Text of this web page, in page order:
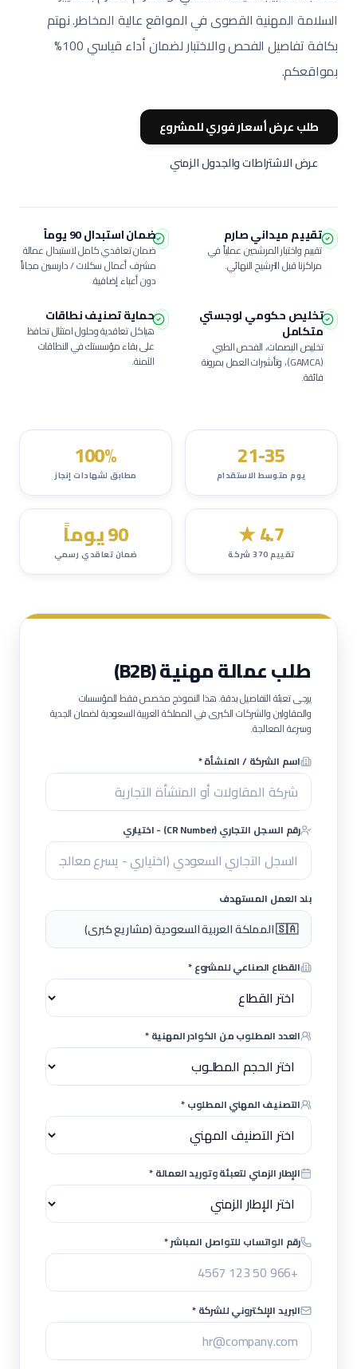
السلامة المهنية القصوى في المواقع عالية المخاطر.نهتم
بكافة تفاصيل الفحص والاختبار لضمان أداء قياسي 100%
بمواقعكم.
طلب عرض أسعار فوري للمشروع
عرض الاشتراطات والجدول الزمني
تقييم ميداني صارم
تقييم واختبار المرشحين عملياً في
مراكزنا قبل الترشيح النهائي.
ضمان استبدال 90 يوماً
ضمان تعاقدي كامل لاستبدال عمالة
مشرف أعمال سكلات / داربسينمجاناً
دون أعباء إضافية.
تخليص حكومي لوجستي
متكامل
تخليص البصمات، الفحص الطبي
(GAMCA)، وتأشيرات العمل بمرونة
فائقة.
حماية تصنيف نطاقات
هياكل تعاقدية وحلول امتثال تحافظ
على بقاء مؤسستك في النطاقات
الآمنة.
21-35
يوم متوسط الاستقدام
100%
مطابق لشهادات إنجاز
4.7
★
تقييم370شركة
90 يوماً
ضمان تعاقدي رسمي
طلب عمالة مهنية (B2B)
يرجى تعبئة التفاصيل بدقة. هذا النموذج مخصص فقط للمؤسسات
والمقاولين والشركات الكبرى في المملكة العربية السعودية لضمان الجدية
وسرعة المعالجة.
اسم الشركة / المنشأة *
رقم السجل التجاري (CR Number) - اختياري
بلد العمل المستهدف
🇸🇦 المملكة العربية السعودية (مشاريع كبرى)
القطاع الصناعي للمشروع *
العدد المطلوب من الكوادر المهنية *
التصنيف المهني المطلوب *
الإطار الزمني لتعبئة وتوريد العمالة *
رقم الواتساب للتواصل المباشر *
البريد الإلكتروني للشركة *